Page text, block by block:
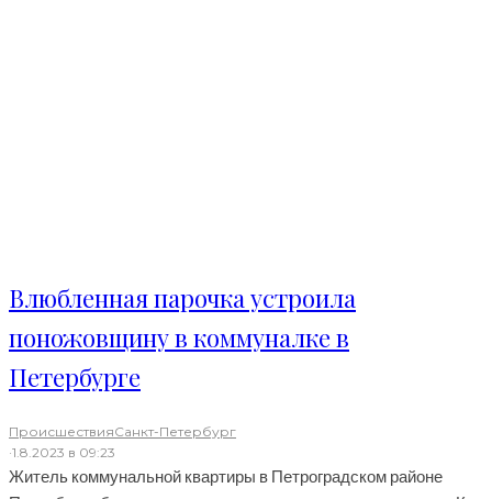
Влюбленная парочка устроила
поножовщину в коммуналке в
Петербурге
ПроисшествияСанкт-Петербург
·1.8.2023 в 09:23
Житель коммунальной квартиры в Петроградском районе